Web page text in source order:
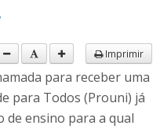
Imprimir
para receber uma
para Todos (Prouni) já
de ensino para a qual